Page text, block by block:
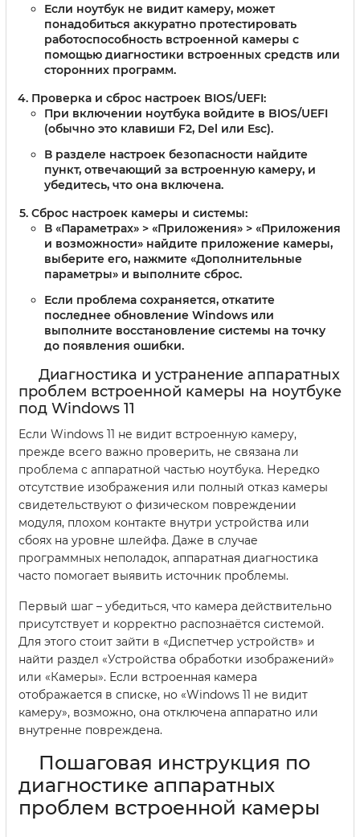
Если ноутбук не видит камеру, может
понадобиться аккуратно протестировать
работоспособность встроенной камеры с
помощью диагностики встроенных средств или
сторонних программ.
Проверка и сброс настроек BIOS/UEFI:
При включении ноутбука войдите в BIOS/UEFI
(обычно это клавиши F2, Del или Esc).
В разделе настроек безопасности найдите
пункт, отвечающий за встроенную камеру, и
убедитесь, что она включена.
Сброс настроек камеры и системы:
В «Параметрах» > «Приложения» > «Приложения
и возможности» найдите приложение камеры,
выберите его, нажмите «Дополнительные
параметры» и выполните сброс.
Если проблема сохраняется, откатите
последнее обновление Windows или
выполните восстановление системы на точку
до появления ошибки.
Диагностика и устранение аппаратных
проблем встроенной камеры на ноутбуке
под Windows 11
Если Windows 11 не видит встроенную камеру,
прежде всего важно проверить, не связана ли
проблема с аппаратной частью ноутбука. Нередко
отсутствие изображения или полный отказ камеры
свидетельствуют о физическом повреждении
модуля, плохом контакте внутри устройства или
сбоях на уровне шлейфа. Даже в случае
программных неполадок, аппаратная диагностика
часто помогает выявить источник проблемы.
Первый шаг – убедиться, что камера действительно
присутствует и корректно распознаётся системой.
Для этого стоит зайти в «Диспетчер устройств» и
найти раздел «Устройства обработки изображений»
или «Камеры». Если встроенная камера
отображается в списке, но «Windows 11 не видит
камеру», возможно, она отключена аппаратно или
внутренне повреждена.
Пошаговая инструкция по
диагностике аппаратных
проблем встроенной камеры